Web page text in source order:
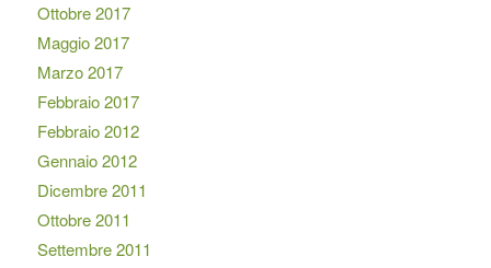
Ottobre 2017
Maggio 2017
Marzo 2017
Febbraio 2017
Febbraio 2012
Gennaio 2012
Dicembre 2011
Ottobre 2011
Settembre 2011